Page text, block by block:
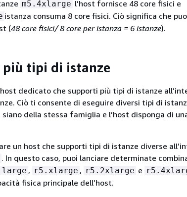
m5.4xlarge l’host fornisce 48 core fisici e
istanza consuma 8 core fisici. Ciò significa che
(48 core fisici/ 8 core per istanza = 6 istanze).
più tipi di istanze
dedicato che supporti più tipi di istanze
Ciò ti consente di eseguire diversi tipi di
della stessa famiglia e l’host disponga di
un host che supporti tipi di istanze diverse
. In questo caso, puoi lanciare determinate
, r5.xlarge , r5.2xlarge e
fisica principale dell’host.